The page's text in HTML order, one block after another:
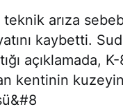
teknik arıza
kaybetti.
açıklamada,
kentinin